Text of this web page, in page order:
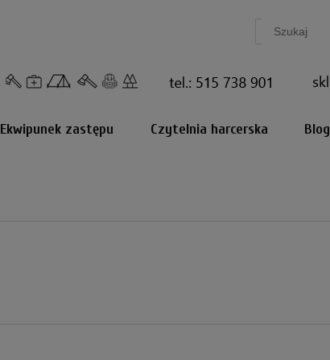
Ekwipunek zastępu Czytelnia harcerska Blog